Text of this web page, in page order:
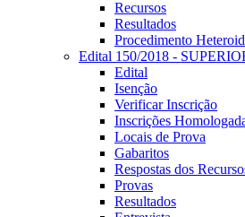
Recursos
Resultados
Procedimento
Edital 150/2018 -
Edital
Isenção
Verificar Inscrição
Inscrições
Locais de Prova
Gabaritos
Respostas dos
Provas
Resultados